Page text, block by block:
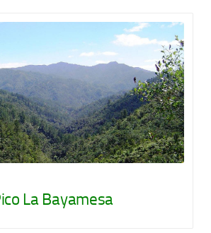
La Bayamesa